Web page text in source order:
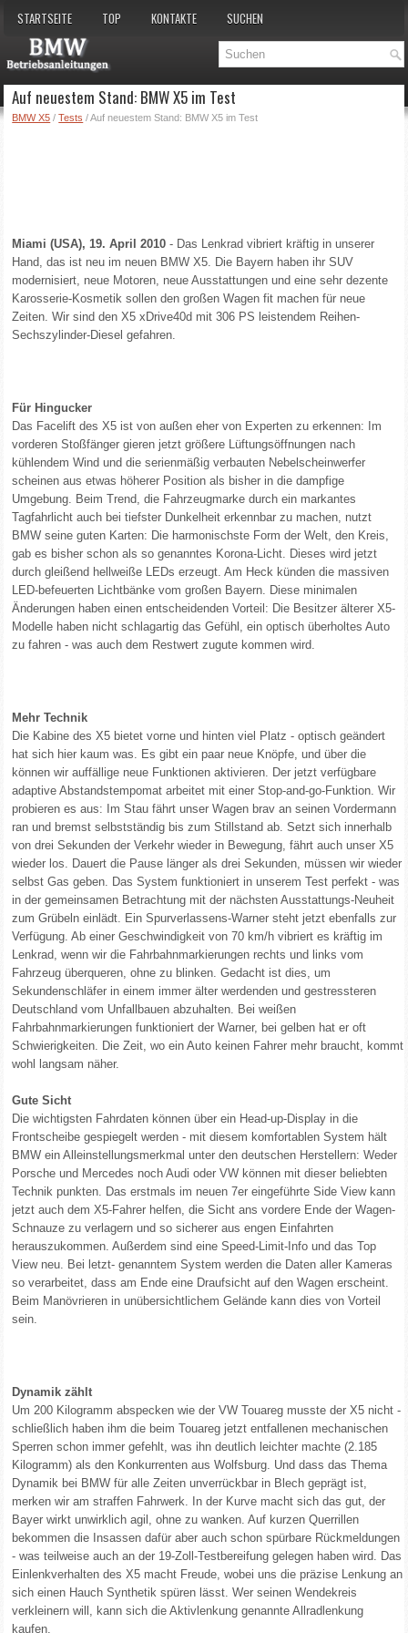
STARTSEITE TOP KONTAKTE SUCHEN
Auf neuestem Stand: BMW X5 im Test
BMW X5 /Tests / Auf neuestem Stand: BMW X5 im Test
Miami (USA), 19. April 2010 - Das Lenkrad vibriert kräftig in unserer
Hand, das ist neu im neuen BMW X5. Die Bayern haben ihr SUV
modernisiert, neue Motoren, neue Ausstattungen und eine sehr dezente
Karosserie-Kosmetik sollen den großen Wagen fit machen für neue
Zeiten. Wir sind den X5 xDrive40d mit 306 PS leistendem Reihen-
Sechszylinder-Diesel gefahren.
Für Hingucker
Das Facelift des X5 ist von außen eher von Experten zu erkennen: Im
vorderen Stoßfänger gieren jetzt größere Lüftungsöffnungen nach
kühlendem Wind und die serienmäßig verbauten Nebelscheinwerfer
scheinen aus etwas höherer Position als bisher in die dampfige
Umgebung. Beim Trend, die Fahrzeugmarke durch ein markantes
Tagfahrlicht auch bei tiefster Dunkelheit erkennbar zu machen, nutzt
BMW seine guten Karten: Die harmonischste Form der Welt, den Kreis,
gab es bisher schon als so genanntes Korona-Licht. Dieses wird jetzt
durch gleißend hellweiße LEDs erzeugt. Am Heck künden die massiven
LED-befeuerten Lichtbänke vom großen Bayern. Diese minimalen
Änderungen haben einen entscheidenden Vorteil: Die Besitzer älterer X5-
Modelle haben nicht schlagartig das Gefühl, ein optisch überholtes Auto
zu fahren - was auch dem Restwert zugute kommen wird.
Mehr Technik
Die Kabine des X5 bietet vorne und hinten viel Platz - optisch geändert
hat sich hier kaum was. Es gibt ein paar neue Knöpfe, und über die
können wir auffällige neue Funktionen aktivieren. Der jetzt verfügbare
adaptive Abstandstempomat arbeitet mit einer Stop-and-go-Funktion. Wir
probieren es aus: Im Stau fährt unser Wagen brav an seinen Vordermann
ran und bremst selbstständig bis zum Stillstand ab. Setzt sich innerhalb
von drei Sekunden der Verkehr wieder in Bewegung, fährt auch unser X5
wieder los. Dauert die Pause länger als drei Sekunden, müssen wir wieder
selbst Gas geben. Das System funktioniert in unserem Test perfekt - was
in der gemeinsamen Betrachtung mit der nächsten Ausstattungs-Neuheit
zum Grübeln einlädt. Ein Spurverlassens-Warner steht jetzt ebenfalls zur
Verfügung. Ab einer Geschwindigkeit von 70 km/h vibriert es kräftig im
Lenkrad, wenn wir die Fahrbahnmarkierungen rechts und links vom
Fahrzeug überqueren, ohne zu blinken. Gedacht ist dies, um
Sekundenschläfer in einem immer älter werdenden und gestressteren
Deutschland vom Unfallbauen abzuhalten. Bei weißen
Fahrbahnmarkierungen funktioniert der Warner, bei gelben hat er oft
Schwierigkeiten. Die Zeit, wo ein Auto keinen Fahrer mehr braucht, kommt
wohl langsam näher.
Gute Sicht
Die wichtigsten Fahrdaten können über ein Head-up-Display in die
Frontscheibe gespiegelt werden - mit diesem komfortablen System hält
BMW ein Alleinstellungsmerkmal unter den deutschen Herstellern: Weder
Porsche und Mercedes noch Audi oder VW können mit dieser beliebten
Technik punkten. Das erstmals im neuen 7er eingeführte Side View kann
jetzt auch dem X5-Fahrer helfen, die Sicht ans vordere Ende der Wagen-
Schnauze zu verlagern und so sicherer aus engen Einfahrten
herauszukommen. Außerdem sind eine Speed-Limit-Info und das Top
View neu. Bei letzt- genanntem System werden die Daten aller Kameras
so verarbeitet, dass am Ende eine Draufsicht auf den Wagen erscheint.
Beim Manövrieren in unübersichtlichem Gelände kann dies von Vorteil
sein.
Dynamik zählt
Um 200 Kilogramm abspecken wie der VW Touareg musste der X5 nicht -
schließlich haben ihm die beim Touareg jetzt entfallenen mechanischen
Sperren schon immer gefehlt, was ihn deutlich leichter machte (2.185
Kilogramm) als den Konkurrenten aus Wolfsburg. Und dass das Thema
Dynamik bei BMW für alle Zeiten unverrückbar in Blech geprägt ist,
merken wir am straffen Fahrwerk. In der Kurve macht sich das gut, der
Bayer wirkt unwirklich agil, ohne zu wanken. Auf kurzen Querrillen
bekommen die Insassen dafür aber auch schon spürbare Rückmeldungen
- was teilweise auch an der 19-Zoll-Testbereifung gelegen haben wird. Das
Einlenkverhalten des X5 macht Freude, wobei uns die präzise Lenkung an
sich einen Hauch Synthetik spüren lässt. Wer seinen Wendekreis
verkleinern will, kann sich die Aktivlenkung genannte Allradlenkung
kaufen.